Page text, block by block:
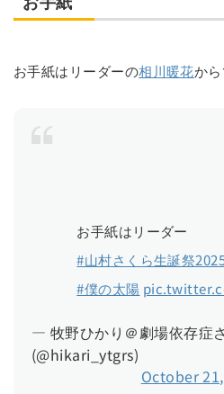
お手紙はリーダーの相川暖花から
お手紙はリーダー
#山村さくら生誕祭
#僕の太陽
— 牧野ひかり＠劇場依存症
(@hikari_ytgrs)
October